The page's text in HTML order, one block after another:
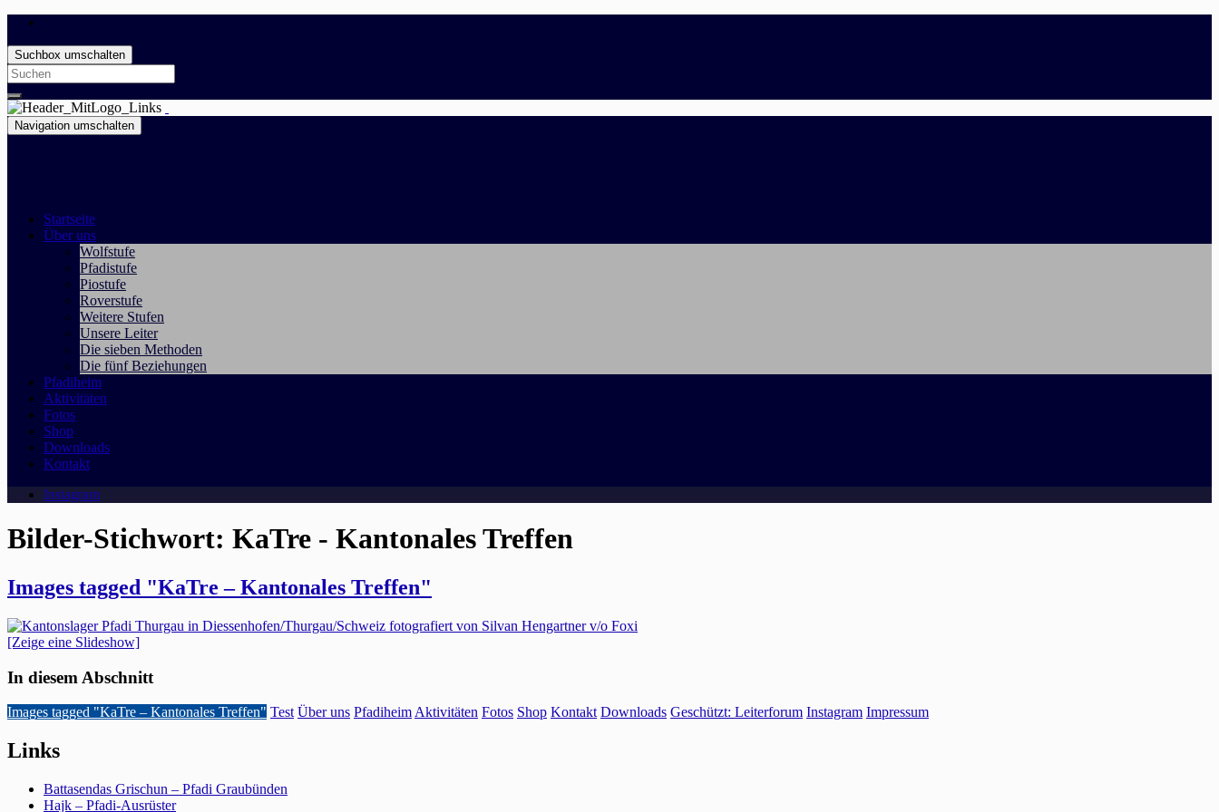
Suchbox umschalten
Search
for:
Navigation umschalten
Startseite
Über uns
Wolfstufe
Pfadistufe
Piostufe
Roverstufe
Weitere Stufen
Unsere Leiter
Die sieben Methoden
Die fünf Beziehungen
Pfadiheim
Aktivitäten
Fotos
Shop
Downloads
Kontakt
Instagram
Bilder-Stichwort: KaTre - Kantonales Treffen
Images tagged "KaTre – Kantonales Treffen"
[Zeige eine Slideshow]
In diesem Abschnitt
Images tagged "KaTre – Kantonales Treffen" Test Über uns Pfadiheim Aktivitäten Fotos Shop Kontakt Downloads Geschützt: Leiterforum Instagram Impressum
Links
Battasendas Grischun – Pfadi Graubünden
Hajk – Pfadi-Ausrüster